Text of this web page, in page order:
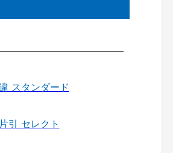
スタンダード
引 セレクト